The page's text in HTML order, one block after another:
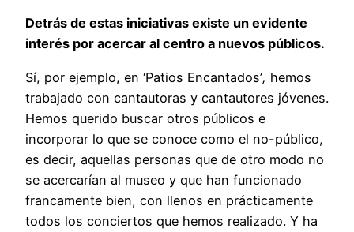
Detrás de estas iniciativas existe un evidente
interés por acercar al centro a nuevos públicos.
Sí, por ejemplo, en ‘Patios Encantados’, hemos
trabajado con cantautoras y cantautores jóvenes.
Hemos querido buscar otros públicos e
incorporar lo que se conoce como el no-público,
es decir, aquellas personas que de otro modo no
se acercarían al museo y que han funcionado
francamente bien, con llenos en prácticamente
todos los conciertos que hemos realizado. Y ha